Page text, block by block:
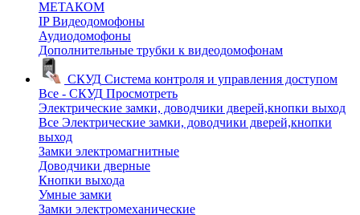
МЕТАКОМ
IP Видеодомофоны
Аудиодомофоны
Дополнительные трубки к видеодомофонам
СКУД Система контроля и управления доступом
Все - СКУД Просмотреть
Электрические замки, доводчики дверей,кнопки выход
Все Электрические замки, доводчики дверей,кнопки
выход
Замки электромагнитные
Доводчики дверные
Кнопки выхода
Умные замки
Замки электромеханические